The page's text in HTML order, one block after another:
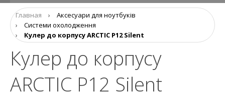
Главная ›
Аксесуари для ноутбуків
›
Системи охолодження
›
Кулер до корпусу ARCTIC P12 Silent
Кулер до корпусу
ARCTIC P12 Silent